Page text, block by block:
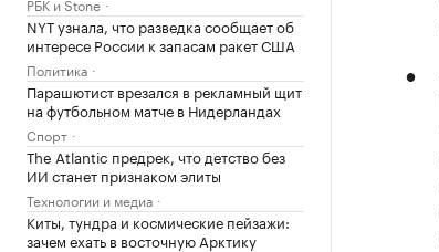
NYT узнала, что разведка сообщает об
интересе России к запасам ракет США
Политика
Парашютист врезался в рекламный щит
на футбольном матче в Нидерландах
Спорт
The Atlantic предрек, что детство без
ИИ станет признаком элиты
Технологии и медиа
Киты, тундра и космические пейзажи:
зачем ехать в восточную Арктику